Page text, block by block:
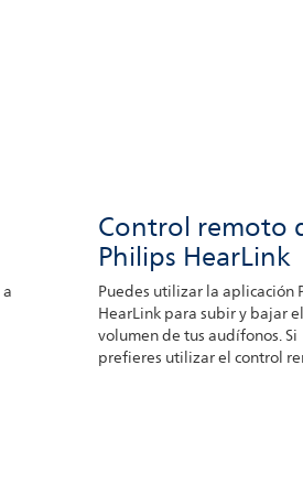
Control remoto
Philips HearLink
Puedes utilizar la aplicación
HearLink para subir y bajar el
volumen de tus audífonos. Si
prefieres utilizar el control